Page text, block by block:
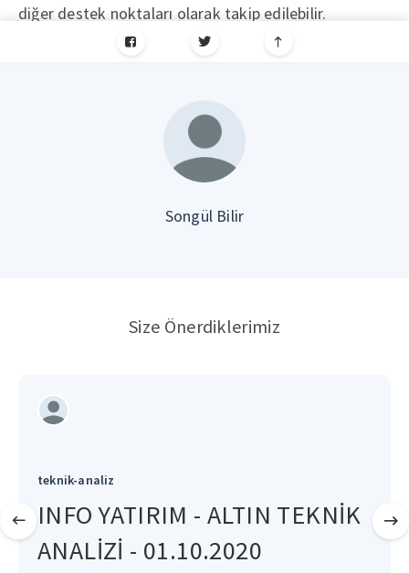
diğer destek noktaları olarak takip edilebilir.
Songül Bilir
Size Önerdiklerimiz
teknik-analiz
INFO YATIRIM - ALTIN TEKNİK
ANALİZİ - 01.10.2020